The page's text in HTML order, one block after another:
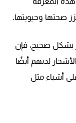
صحتها وحيويتها.
بشكل صحيح، فإن
لديهم أيضًا
أشياء مثل